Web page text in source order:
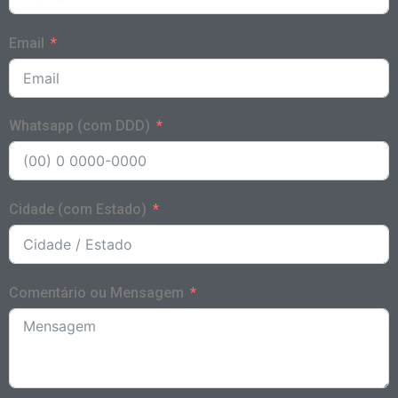
Email
Whatsapp (com DDD)
Cidade (com Estado)
Comentário ou Mensagem